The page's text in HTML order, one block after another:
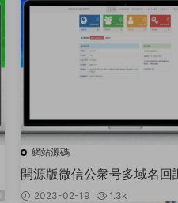
網站源碼
開源版微信公衆号多域名回
2023-02-19 1.3k